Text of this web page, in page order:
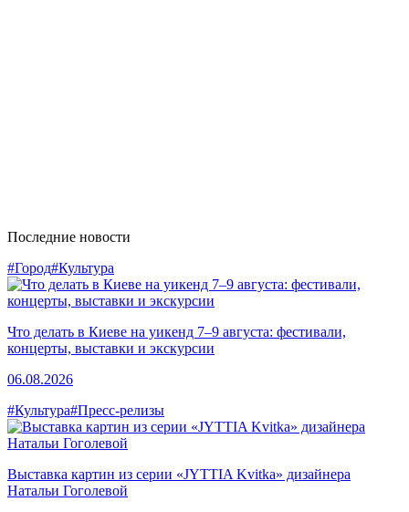
Последние новости
#Город#Культура
Что делать в Киеве на уикенд 7–9 августа: фестивали,
концерты, выставки и экскурсии
06.08.2026
#Культура#Пресс-релизы
Выставка картин из серии «JYTTIA Kvitka» дизайнера
Натальи Гоголевой